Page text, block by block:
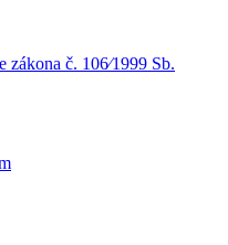
č. 106⁄1999 Sb.